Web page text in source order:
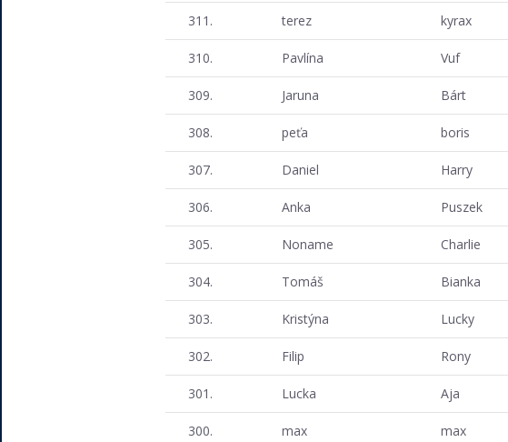
311. terez kyrax
310. Pavlína Vuf
309. Jaruna Bárt
308. peťa boris
307. Daniel Harry
306. Anka Puszek
305. Noname Charlie
304. Tomáš Bianka
303. Kristýna Lucky
302. Filip Rony
301. Lucka Aja
300. max max